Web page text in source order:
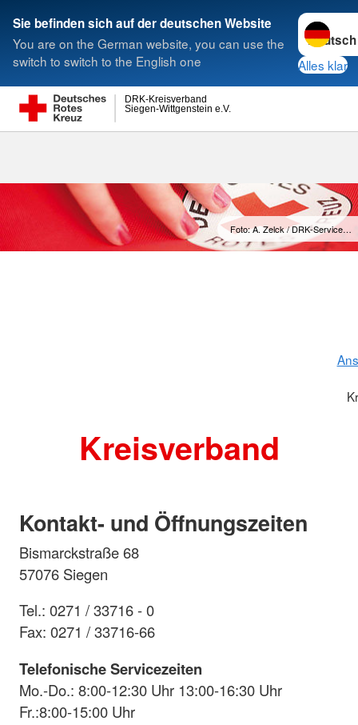
Sie befinden sich auf der deutschen Website
You are on the German website, you can use the
switch to switch to the English one
Sprache
Alles klar
Siegen-Wittgenstein e.V.
DRK-Kreisverband
Suche
Foto: A. Zelck / DRK-Service…
Kreisverband
Kontakt- und Öffnungszeiten
Bismarckstraße 68
57076 Siegen
Tel.: 0271 / 33716 - 0
Fax: 0271 / 33716-66
Telefonische Servicezeiten
Mo.-Do.: 8:00-12:30 Uhr 13:00-16:30 Uhr
Fr.:8:00-15:00 Uhr